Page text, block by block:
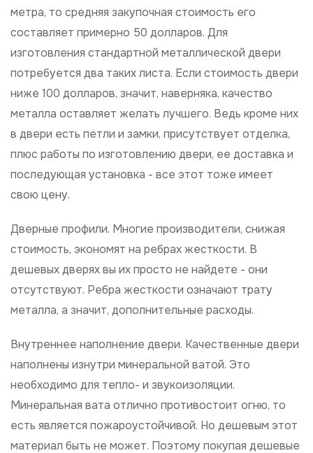
метра, то средняя закупочная стоимость его
составляет примерно 50 долларов. Для
изготовления стандартной металлической двери
потребуется два таких листа. Если стоимость двери
ниже 100 долларов, значит, наверняка, качество
металла оставляет желать лучшего. Ведь кроме них
в двери есть петли и замки, присутствует отделка,
плюс работы по изготовлению двери, ее доставка и
последующая установка - все этот тоже имеет
свою цену.
Дверные профили. Многие производители, снижая
стоимость, экономят на ребрах жесткости. В
дешевых дверях вы их просто не найдете - они
отсутствуют. Ребра жесткости означают трату
металла, а значит, дополнительные расходы.
Внутреннее наполнение двери. Качественные двери
наполнены изнутри минеральной ватой. Это
необходимо для тепло- и звукоизоляции.
Минеральная вата отлично противостоит огню, то
есть является пожароустойчивой. Но дешевым этот
материал быть не может. Поэтому покупая дешевые